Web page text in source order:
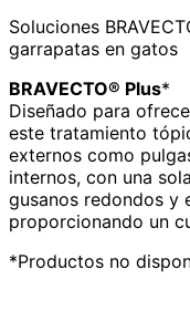
Soluciones
garrapatas en gatos
BRAVECTO® Plus*
Diseñado para
este tratamiento
externos como
internos, con una
gusanos redondos y
proporcionando un
*Productos no